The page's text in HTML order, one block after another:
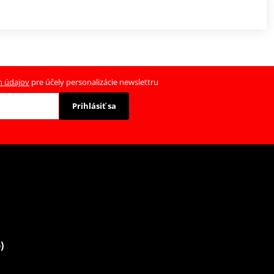
údajov pre účely personalizácie newslettru
Prihlásiť sa